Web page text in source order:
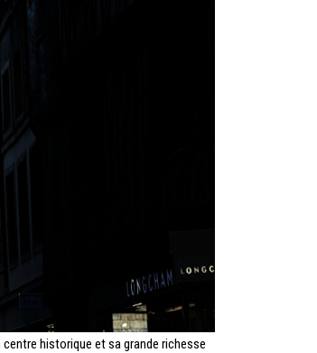
centre historique et sa grande richesse